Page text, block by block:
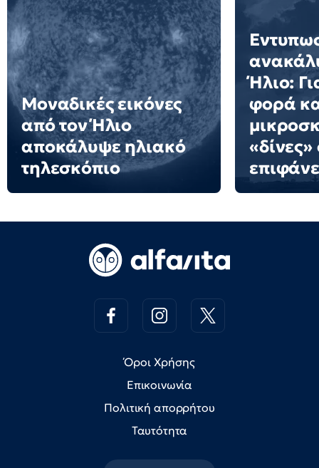
Μοναδικές εικόνες
από τον Ήλιο
αποκάλυψε ηλιακό
τηλεσκόπιο
Ήλιο:
φορά
Όροι Χρήσης
Επικοινωνία
Πολιτική απορρήτου
Ταυτότητα